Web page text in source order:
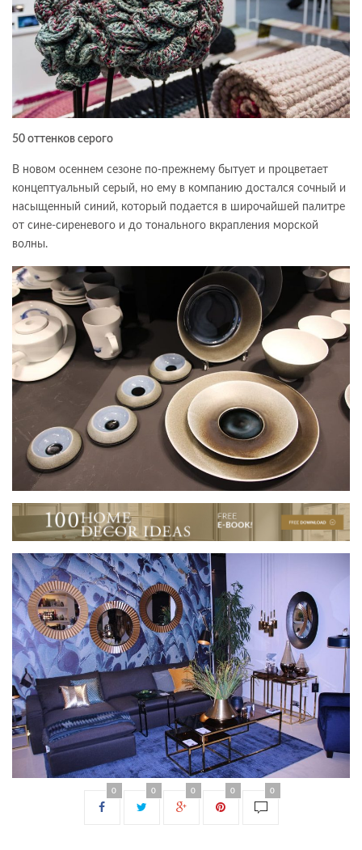
50 оттенков серого
В новом осеннем сезоне по-прежнему бытует и процветает
концептуальный серый, но ему в компанию достался сочный и
насыщенный синий, который подается в широчайшей палитре
от сине-сиреневого и до тонального вкрапления морской
волны.
0 0 0 0 0